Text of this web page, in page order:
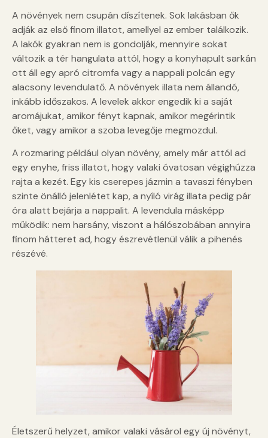
A növények nem csupán díszítenek. Sok lakásban ők
adják az első finom illatot, amellyel az ember találkozik.
A lakók gyakran nem is gondolják, mennyire sokat
változik a tér hangulata attól, hogy a konyhapult sarkán
ott áll egy apró citromfa vagy a nappali polcán egy
alacsony levendulatő. A növények illata nem állandó,
inkább időszakos. A levelek akkor engedik ki a saját
aromájukat, amikor fényt kapnak, amikor megérintik
őket, vagy amikor a szoba levegője megmozdul.
A rozmaring például olyan növény, amely már attól ad
egy enyhe, friss illatot, hogy valaki óvatosan végighúzza
rajta a kezét. Egy kis cserepes jázmin a tavaszi fényben
szinte önálló jelenlétet kap, a nyíló virág illata pedig pár
óra alatt bejárja a nappalit. A levendula másképp
működik: nem harsány, viszont a hálószobában annyira
finom hátteret ad, hogy észrevétlenül válik a pihenés
részévé.
Életszerű helyzet, amikor valaki vásárol egy új növényt,